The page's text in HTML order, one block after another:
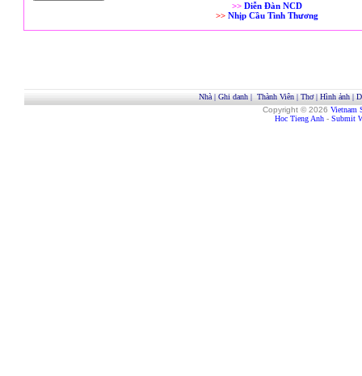
>> Diễn Đàn NCD
>> Nhịp Cầu Tình Thương
Nhà| Ghi danh| Thành Viên| Thơ| Hình ảnh|
Copyright © 2026 Vietnam
Hoc Tieng Anh - Submit